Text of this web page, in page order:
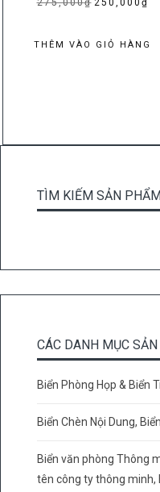
275,000₫
là:
250,000 ₫
tại
THÊM VÀO GIỎ HÀNG
TÌM KIẾM SẢN
CÁC DANH MỤC
Biển Phòng Họp & Biển
Biển Chèn Nội Dung,
Biển văn phòng Thông
tên công ty thông minh,